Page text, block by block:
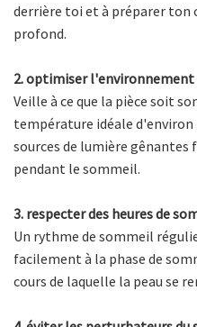
derrière toi et à préparer ton
profond.
2. optimiser l'environnement
Veille à ce que la pièce soit
température idéale d'environ
sources de lumière
pendant le sommeil.
3. respecter des heures de
Un rythme de sommeil
facilement à la phase de
cours de laquelle la peau se